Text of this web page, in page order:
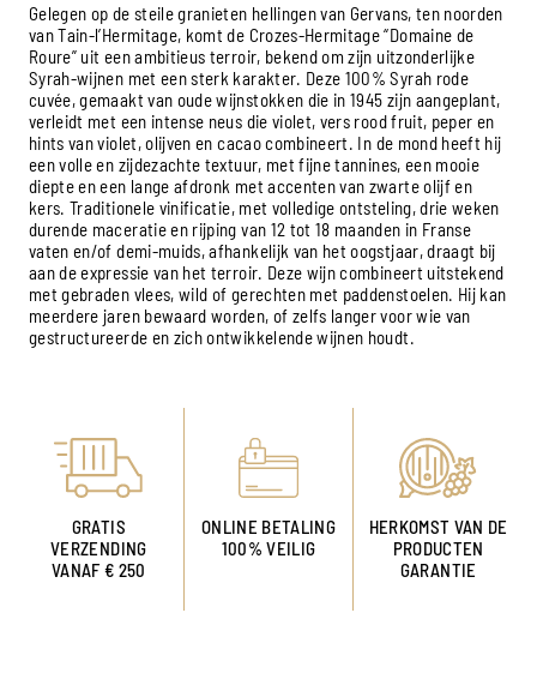
Gelegen op de steile granieten hellingen van Gervans, ten noorden
van Tain-l’Hermitage, komt de Crozes-Hermitage “Domaine de
Roure” uit een ambitieus terroir, bekend om zijn uitzonderlijke
Syrah-wijnen met een sterk karakter. Deze 100% Syrah rode
cuvée, gemaakt van oude wijnstokken die in 1945 zijn aangeplant,
verleidt met een intense neus die violet, vers rood fruit, peper en
hints van violet, olijven en cacao combineert. In de mond heeft hij
een volle en zijdezachte textuur, met fijne tannines, een mooie
diepte en een lange afdronk met accenten van zwarte olijf en
kers. Traditionele vinificatie, met volledige ontsteling, drie weken
durende maceratie en rijping van 12 tot 18 maanden in Franse
vaten en/of demi-muids, afhankelijk van het oogstjaar, draagt ​​bij
aan de expressie van het terroir. Deze wijn combineert uitstekend
met gebraden vlees, wild of gerechten met paddenstoelen. Hij kan
meerdere jaren bewaard worden, of zelfs langer voor wie van
gestructureerde en zich ontwikkelende wijnen houdt.
GRATIS
VERZENDING
VANAF € 250
ONLINE BETALING
100% VEILIG
HERKOMST VAN DE
PRODUCTEN
GARANTIE